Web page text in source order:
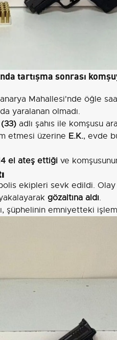
tartışma sonrası
Mahallesi'nde öğle
yaralanan olmadı.
adlı şahıs ile komşusu
etmesi üzerine E.K., evde
el ateş ettiği ve
ekipleri sevk edildi.
gözaltına aldı.
şüphelinin emniyetteki